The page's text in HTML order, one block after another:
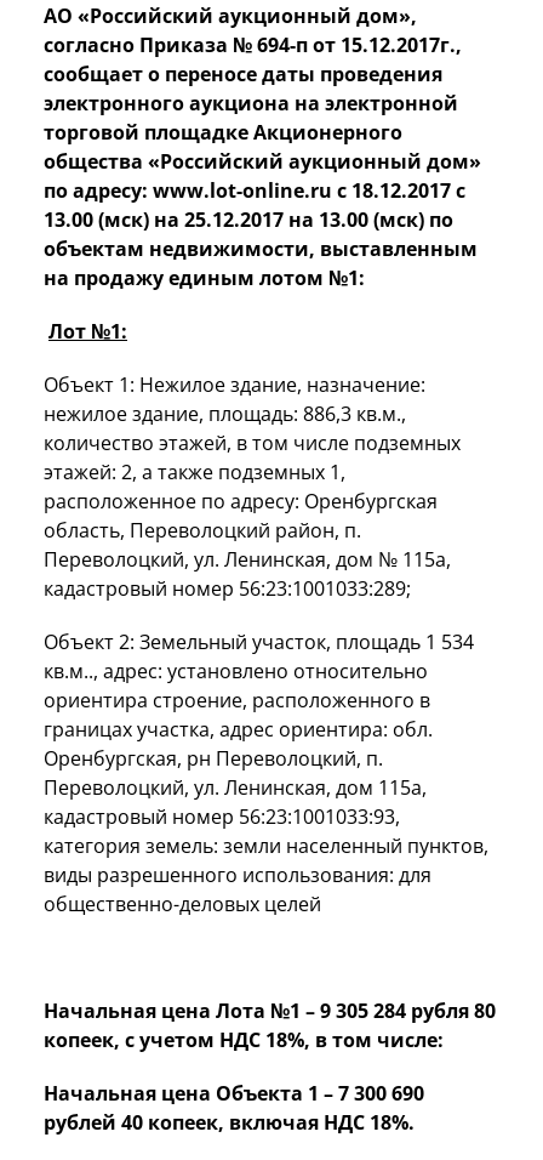
АО «Российский аукционный дом»,
согласно Приказа № 694-п от 15.12.2017г.,
сообщает о переносе даты проведения
электронного аукциона на электронной
торговой площадке Акционерного
общества «Российский аукционный дом»
по адресу: www.lot-online.ru с 18.12.2017 с
13.00 (мск) на 25.12.2017 на 13.00 (мск) по
объектам недвижимости, выставленным
на продажу единым лотом №1:
Лот №1:
Объект 1: Нежилое здание, назначение:
нежилое здание, площадь: 886,3 кв.м.,
количество этажей, в том числе подземных
этажей: 2, а также подземных 1,
расположенное по адресу: Оренбургская
область, Переволоцкий район, п.
Переволоцкий, ул. Ленинская, дом № 115а,
кадастровый номер 56:23:1001033:289;
Объект 2: Земельный участок, площадь 1 534
кв.м.., адрес: установлено относительно
ориентира строение, расположенного в
границах участка, адрес ориентира: обл.
Оренбургская, рн Переволоцкий, п.
Переволоцкий, ул. Ленинская, дом 115а,
кадастровый номер 56:23:1001033:93,
категория земель: земли населенный пунктов,
виды разрешенного использования: для
общественно-деловых целей
Начальная цена Лота №1 – 9 305 284 рубля 80
копеек, с учетом НДС 18%, в том числе:
Начальная цена Объекта 1 – 7 300 690
рублей 40 копеек, включая НДС 18%.